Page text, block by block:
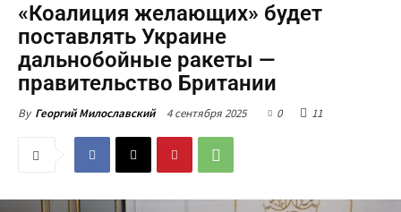
«Коалиция желающих» будет
поставлять Украине
дальнобойные ракеты —
правительство Британии
By Георгий Милославский 4 сентября 2025 0 11